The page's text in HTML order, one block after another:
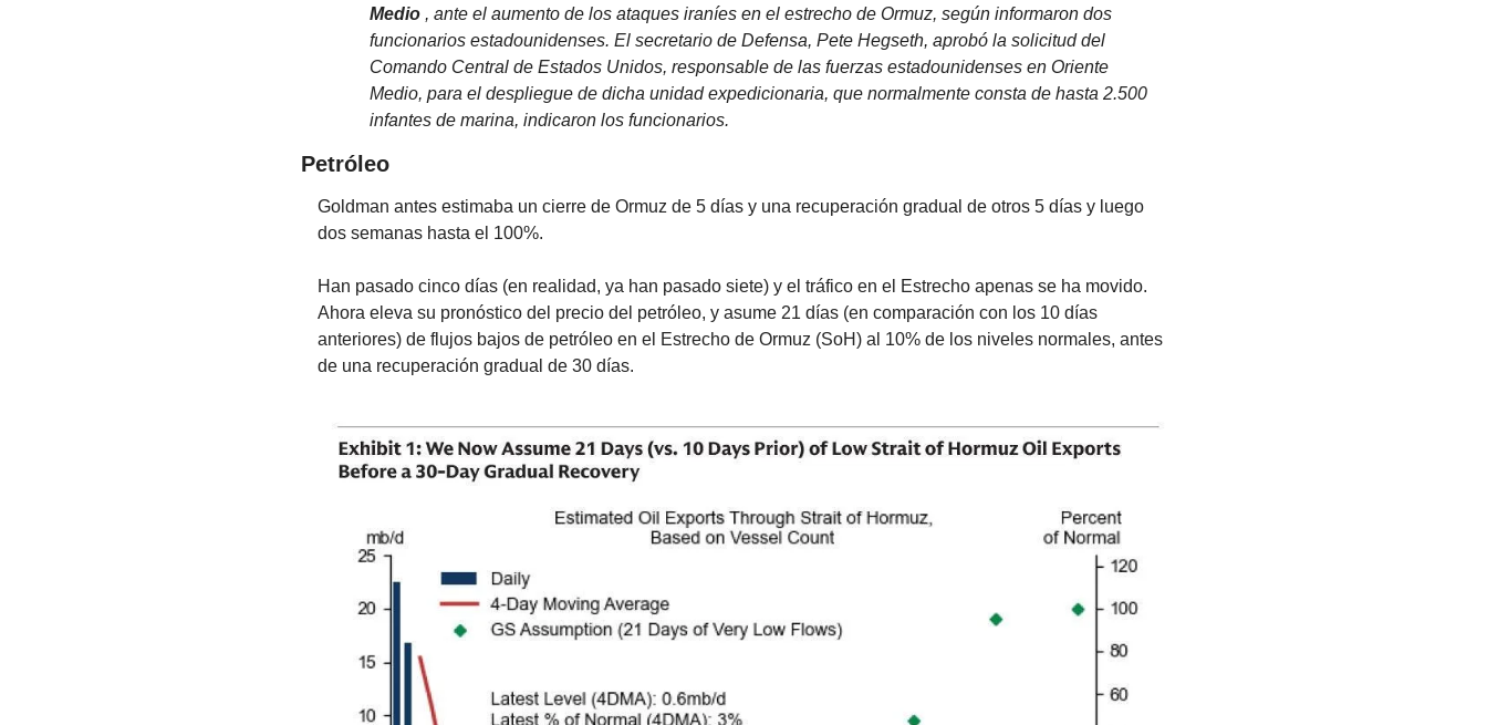
Medio , ante el aumento de los ataques iraníes en el estrecho de Ormuz, según informaron dos
funcionarios estadounidenses. El secretario de Defensa, Pete Hegseth, aprobó la solicitud del
Comando Central de Estados Unidos, responsable de las fuerzas estadounidenses en Oriente
Medio, para el despliegue de dicha unidad expedicionaria, que normalmente consta de hasta 2.500
infantes de marina, indicaron los funcionarios.
Petróleo
Goldman antes estimaba un cierre de Ormuz de 5 días y una recuperación gradual de otros 5 días y luego
dos semanas hasta el 100%.
Han pasado cinco días (en realidad, ya han pasado siete) y el tráfico en el Estrecho apenas se ha movido.
Ahora eleva su pronóstico del precio del petróleo, y asume 21 días (en comparación con los 10 días
anteriores) de flujos bajos de petróleo en el Estrecho de Ormuz (SoH) al 10% de los niveles normales, antes
de una recuperación gradual de 30 días.